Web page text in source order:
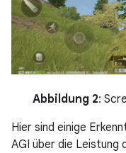
Abbildung 2:
Hier sind einige
AGI über die Leistung